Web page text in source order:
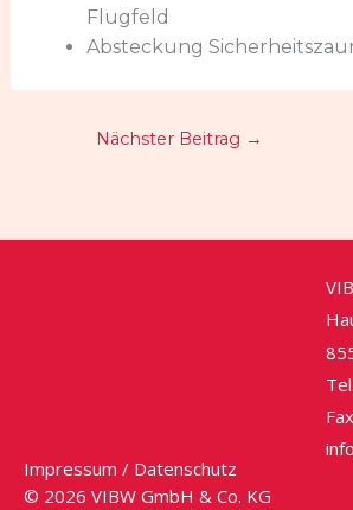
Flugfeld
Absteckung
Nächster Beitrag →
Impressum / Datenschutz
© 2026 VIBW GmbH & Co. KG